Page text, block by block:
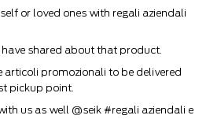
or loved ones with regali aziendali
have shared about that product.
articoli promozionali to be delivered
pickup point.
us as well @seik #regali aziendali e